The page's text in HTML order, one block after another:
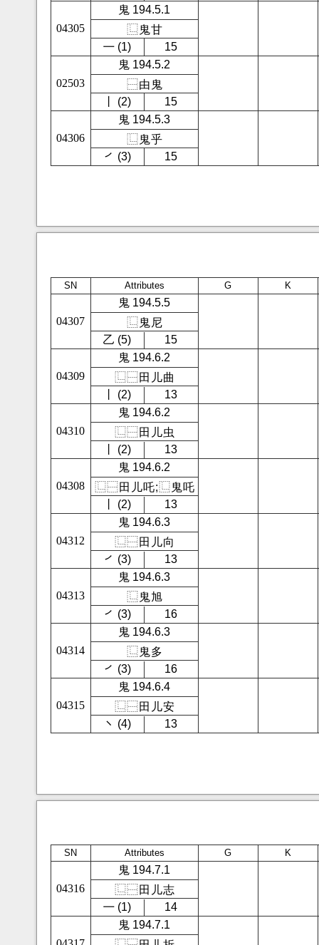
04305
鬼 194.5.1
⿺鬼甘
㇐ (1)
15
02503
鬼 194.5.2
⿱由 鬼
㇑ (2)
15
04306
鬼 194.5.3
⿺鬼乎
㇒ (3)
15
SN Attributes G K
04307
鬼 194.5.5
⿺鬼尼
㇠ (5)
15
04309
鬼 194.6.2
⿺⿱田 儿曲
㇑ (2)
13
04310
鬼 194.6.2
⿺⿱田 儿虫
㇑ (2)
13
04308
鬼 194.6.2
⿺⿱田 儿吒;⿺鬼吒
㇑ (2)
13
04312
鬼 194.6.3
⿺⿱田 儿向
㇒ (3)
13
04313
鬼 194.6.3
⿺鬼旭
㇒ (3)
16
04314
鬼 194.6.3
⿺鬼多
㇒ (3)
16
04315
鬼 194.6.4
⿺⿱田 儿安
㇔ (4)
13
SN Attributes G K
04316
鬼 194.7.1
⿺⿱田 儿志
㇐ (1)
14
鬼 194.7.1